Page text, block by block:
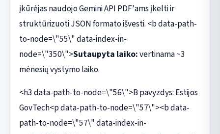
įkūrėjas naudojo Gemini API PDF'ams įkelti ir
struktūrizuoti JSON formato išvesti. <b data-path-
to-node=\"55\" data-index-in-
node=\"350\">Sutaupyta laiko:vertinama ~3
mėnesių vystymo laiko.
<h3 data-path-to-node=\"56\">B pavyzdys: Estijos
GovTech<p data-path-to-node=\"57\"><b data-
path-to-node=\"57\" data-index-in-